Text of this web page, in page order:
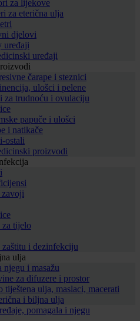
za lijekove
za eterična ulja
djelovi
uređaji
uređaji
čarape i steznici
ulošci i pelene
za trudnoću i ovulaciju
papuče i ulošci
i natikače
ostali
proizvodi
zavoji
za tijelo
zaštitu i dezinfekciju
ulja
njegu i masažu
za difuzere i prostor
tiještena ulja, maslaci, macerati
i biljna ulja
pomagala i njegu